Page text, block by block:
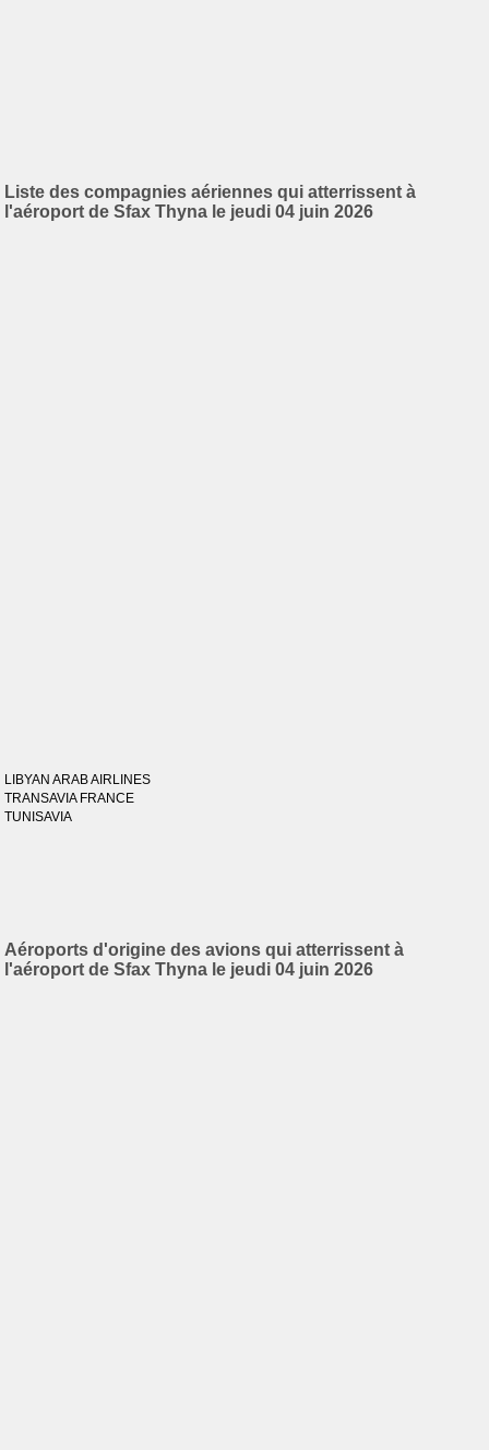
Liste des compagnies aériennes qui atterrissent à
l'aéroport de Sfax Thyna le jeudi 04 juin 2026
LIBYAN ARAB AIRLINES
TRANSAVIA FRANCE
TUNISAVIA
Aéroports d'origine des avions qui atterrissent à
l'aéroport de Sfax Thyna le jeudi 04 juin 2026